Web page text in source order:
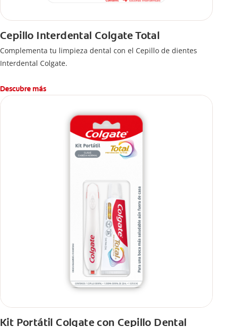
Cepillo Interdental Colgate Total
Complementa tu limpieza dental con el Cepillo de dientes
Interdental Colgate.
Descubre más
Kit Portátil Colgate con Cepillo Dental